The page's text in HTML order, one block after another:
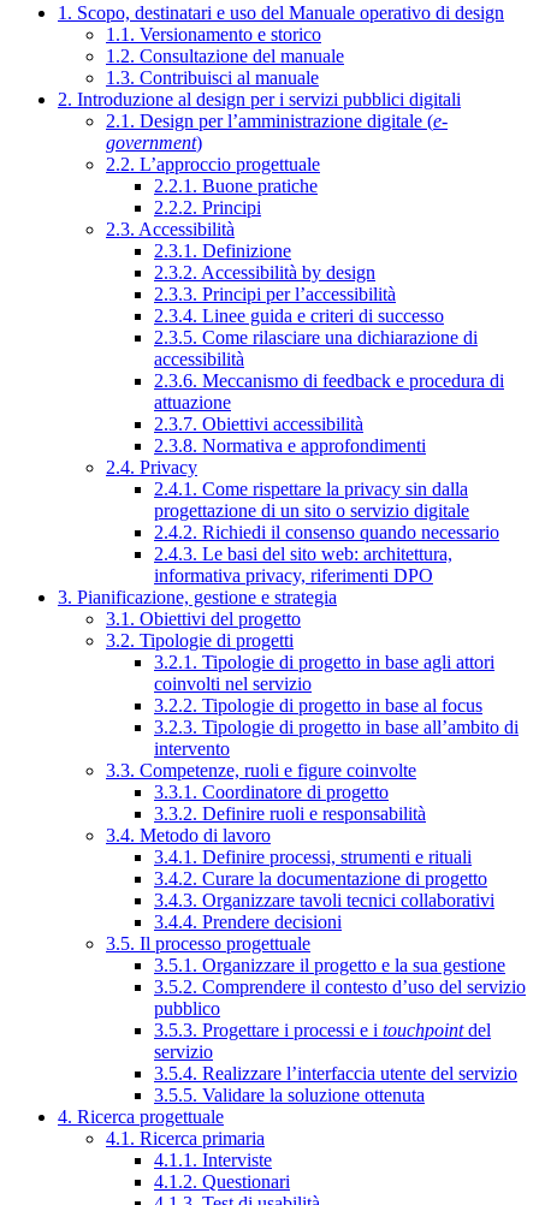
1. Scopo, destinatari e uso del Manuale operativo di design
1.1. Versionamento e storico
1.2. Consultazione del manuale
1.3. Contribuisci al manuale
2. Introduzione al design per i servizi pubblici digitali
2.1. Design per l’amministrazione digitale (e-
government)
2.2. L’approccio progettuale
2.2.1. Buone pratiche
2.2.2. Principi
2.3. Accessibilità
2.3.1. Definizione
2.3.2. Accessibilità by design
2.3.3. Principi per l’accessibilità
2.3.4. Linee guida e criteri di successo
2.3.5. Come rilasciare una dichiarazione di
accessibilità
2.3.6. Meccanismo di feedback e procedura di
attuazione
2.3.7. Obiettivi accessibilità
2.3.8. Normativa e approfondimenti
2.4. Privacy
2.4.1. Come rispettare la privacy sin dalla
progettazione di un sito o servizio digitale
2.4.2. Richiedi il consenso quando necessario
2.4.3. Le basi del sito web: architettura,
informativa privacy, riferimenti DPO
3. Pianificazione, gestione e strategia
3.1. Obiettivi del progetto
3.2. Tipologie di progetti
3.2.1. Tipologie di progetto in base agli attori
coinvolti nel servizio
3.2.2. Tipologie di progetto in base al focus
3.2.3. Tipologie di progetto in base all’ambito di
intervento
3.3. Competenze, ruoli e figure coinvolte
3.3.1. Coordinatore di progetto
3.3.2. Definire ruoli e responsabilità
3.4. Metodo di lavoro
3.4.1. Definire processi, strumenti e rituali
3.4.2. Curare la documentazione di progetto
3.4.3. Organizzare tavoli tecnici collaborativi
3.4.4. Prendere decisioni
3.5. Il processo progettuale
3.5.1. Organizzare il progetto e la sua gestione
3.5.2. Comprendere il contesto d’uso del servizio
pubblico
3.5.3. Progettare i processi e i touchpointdel
servizio
3.5.4. Realizzare l’interfaccia utente del servizio
3.5.5. Validare la soluzione ottenuta
4. Ricerca progettuale
4.1. Ricerca primaria
4.1.1. Interviste
4.1.2. Questionari